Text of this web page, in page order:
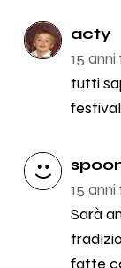
acty
15 anni
tutti
15 anni
Sarà
fatte